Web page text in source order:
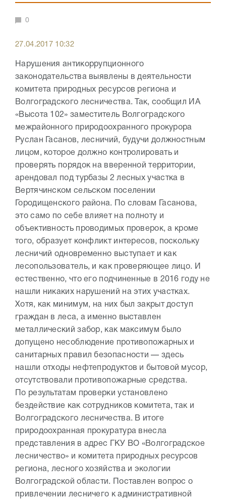
0
27.04.2017 10:32
Нарушения антикоррупционного
законодательства выявлены в деятельности
комитета природных ресурсов региона и
Волгоградского лесничества. Так, сообщил ИА
«Высота 102» заместитель Волгоградского
межрайонного природоохранного прокурора
Руслан Гасанов, лесничий, будучи должностным
лицом, которое должно контролировать и
проверять порядок на вверенной территории,
арендовал под турбазы 2 лесных участка в
Вертячинском сельском поселении
Городищенского района. По словам Гасанова,
это само по себе влияет на полноту и
объективность проводимых проверок, а кроме
того, образует конфликт интересов, поскольку
лесничий одновременно выступает и как
лесопользователь, и как проверяющее лицо. И
естественно, что его подчиненные в 2016 году не
нашли никаких нарушений на этих участках.
Хотя, как минимум, на них был закрыт доступ
граждан в леса, а именно выставлен
металлический забор, как максимум было
допущено несоблюдение противопожарных и
санитарных правил безопасности — здесь
нашли отходы нефтепродуктов и бытовой мусор,
отсутствовали противопожарные средства.
По результатам проверки установлено
бездействие как сотрудников комитета, так и
Волгоградского лесничества. В итоге
природоохранная прокуратура внесла
представления в адрес ГКУ ВО «Волгоградское
лесничество» и комитета природных ресурсов
региона, лесного хозяйства и экологии
Волгоградской области. Поставлен вопрос о
привлечении лесничего к административной